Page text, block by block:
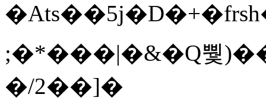
;�*���|�&�Q뿿
�/2��]�